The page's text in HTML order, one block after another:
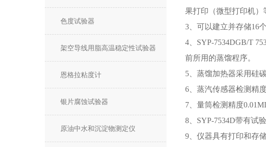
色度试验器
架空导线用脂高温稳定性试验器
恩格拉粘度计
银片腐蚀试验器
原油中水和沉淀物测定仪
果打印（微型打印机）
3、可以建立并存储16
4、SYP-7534DGB/T
前所用的蒸馏程序。
5、蒸馏加热器采用硅碳
6、蒸汽传感器检测精
7、量筒检测精度
8、SYP-7534D带有试
9、仪器具有打印和存